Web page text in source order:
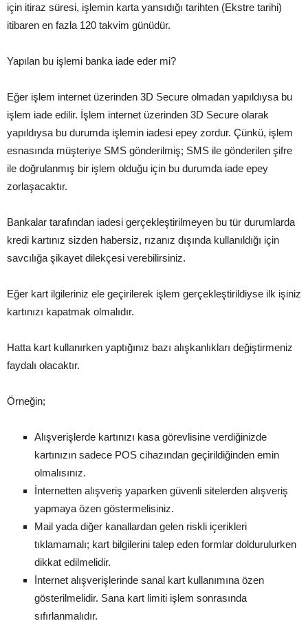
için itiraz süresi, işlemin karta yansıdığı tarihten (Ekstre tarihi)
itibaren en fazla 120 takvim günüdür.
Yapılan bu işlemi banka iade eder mi?
Eğer işlem internet üzerinden 3D Secure olmadan yapıldıysa bu
işlem iade edilir. İşlem internet üzerinden 3D Secure olarak
yapıldıysa bu durumda işlemin iadesi epey zordur. Çünkü, işlem
esnasında müşteriye SMS gönderilmiş; SMS ile gönderilen şifre
ile doğrulanmış bir işlem olduğu için bu durumda iade epey
zorlaşacaktır.
Bankalar tarafından iadesi gerçekleştirilmeyen bu tür durumlarda
kredi kartınız sizden habersiz, rızanız dışında kullanıldığı için
savcılığa şikayet dilekçesi verebilirsiniz.
Eğer kart ilgileriniz ele geçirilerek işlem gerçekleştirildiyse ilk işiniz
kartınızı kapatmak olmalıdır.
Hatta kart kullanırken yaptığınız bazı alışkanlıkları değiştirmeniz
faydalı olacaktır.
Örneğin;
Alışverişlerde kartınızı kasa görevlisine verdiğinizde
kartınızın sadece POS cihazından geçirildiğinden emin
olmalısınız.
İnternetten alışveriş yaparken güvenli sitelerden alışveriş
yapmaya özen göstermelisiniz.
Mail yada diğer kanallardan gelen riskli içerikleri
tıklamamalı; kart bilgilerini talep eden formlar doldurulurken
dikkat edilmelidir.
İnternet alışverişlerinde sanal kart kullanımına özen
gösterilmelidir. Sana kart limiti işlem sonrasında
sıfırlanmalıdır.